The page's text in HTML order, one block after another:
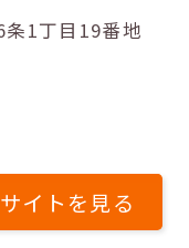
サイトを見る